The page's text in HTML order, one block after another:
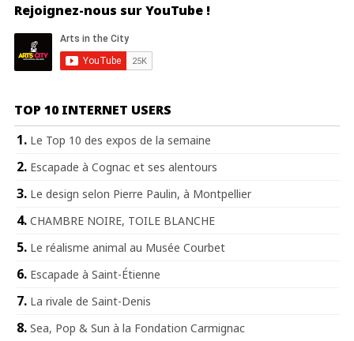
Rejoignez-nous sur YouTube !
TOP 10 INTERNET USERS
Le Top 10 des expos de la semaine
Escapade à Cognac et ses alentours
Le design selon Pierre Paulin, à Montpellier
CHAMBRE NOIRE, TOILE BLANCHE
Le réalisme animal au Musée Courbet
Escapade à Saint-Étienne
La rivale de Saint-Denis
Sea, Pop & Sun à la Fondation Carmignac